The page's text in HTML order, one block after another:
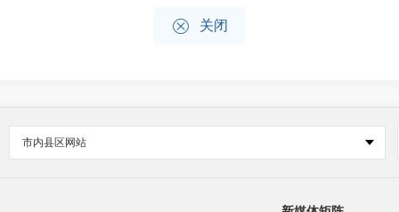
 关闭
市内县区网站